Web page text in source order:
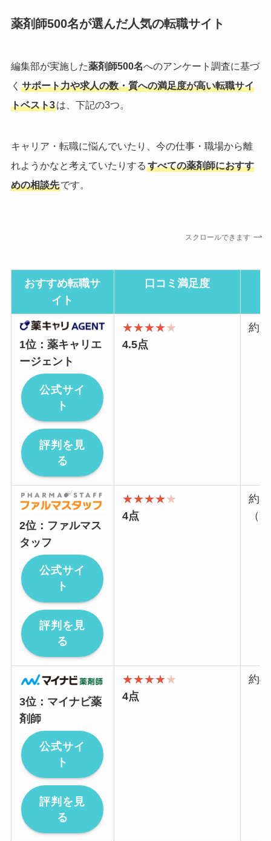
薬剤師500名が選んだ人気の転職サイト
編集部が実施した薬剤師500名へのアンケート調査に基づ
く サポート力や求人の数・質への満足度が高い転職サイ
トベスト3は、下記の3つ。
キャリア・転職に悩んでいたり、今の仕事・職場から離
れようかなと考えていたりする すべての薬剤師におすす
めの相談先です。
スクロールできます
おすすめ転職サ
イト
口コミ満足度
1位：薬キャリエ
ージェント
公式サイ
ト
評判を見
る
★★★★★
4.5点
約
2位：ファルマス
タッフ
公式サイ
ト
評判を見
る
★★★★★
4点
約
（
3位：マイナビ薬
剤師
公式サイ
ト
評判を見
る
★★★★★
4点
約